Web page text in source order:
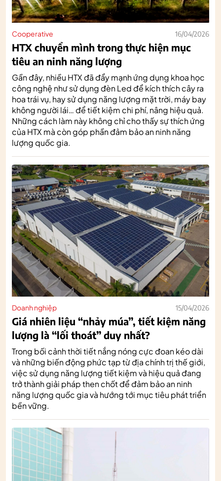
Cooperative 16/04/2026
HTX chuyển mình trong thực hiện mục
tiêu an ninh năng lượng
Gần đây, nhiều HTX đã đẩy mạnh ứng dụng khoa học
công nghệ như sử dụng đèn Led để kích thích cây ra
hoa trái vụ, hay sử dụng năng lượng mặt trời, máy bay
không người lái… để tiết kiệm chi phí, nâng hiệu quả.
Những cách làm này không chỉ cho thấy sự thích ứng
của HTX mà còn góp phần đảm bảo an ninh năng
lượng quốc gia.
Doanh nghiệp 15/04/2026
Giá nhiên liệu “nhảy múa”, tiết kiệm năng
lượng là “lối thoát” duy nhất?
Trong bối cảnh thời tiết nắng nóng cực đoan kéo dài
và những biến động phức tạp từ địa chính trị thế giới,
việc sử dụng năng lượng tiết kiệm và hiệu quả đang
trở thành giải pháp then chốt để đảm bảo an ninh
năng lượng quốc gia và hướng tới mục tiêu phát triển
bền vững.